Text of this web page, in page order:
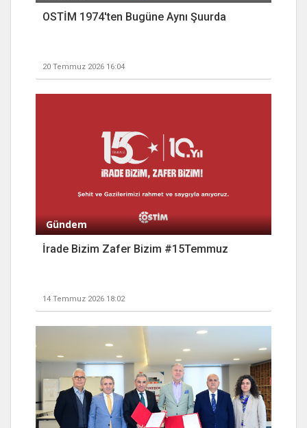
OSTİM 1974'ten Bugüne Aynı Şuurda
20 Temmuz 2026 16:04
Gündem
İrade Bizim Zafer Bizim #15Temmuz
14 Temmuz 2026 18:02